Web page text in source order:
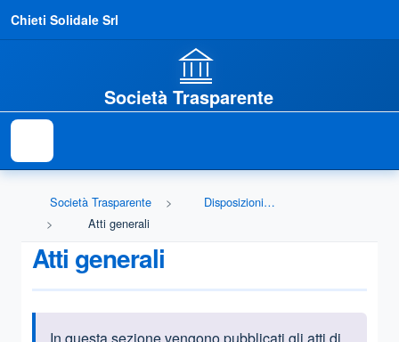
Chieti Solidale Srl
Società Trasparente
Società Trasparente
Disposizioni generali
Atti generali
Atti generali